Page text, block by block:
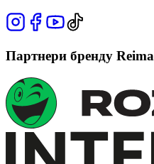
Партнери бренду Reima